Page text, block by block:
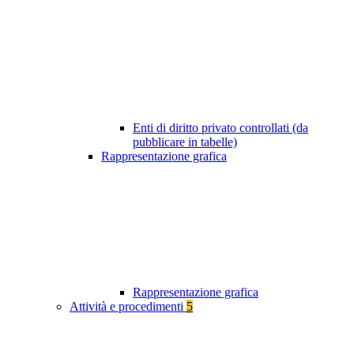
Enti di diritto privato controllati (da
pubblicare in tabelle)
Rappresentazione grafica
Rappresentazione grafica
Attività e procedimenti 5